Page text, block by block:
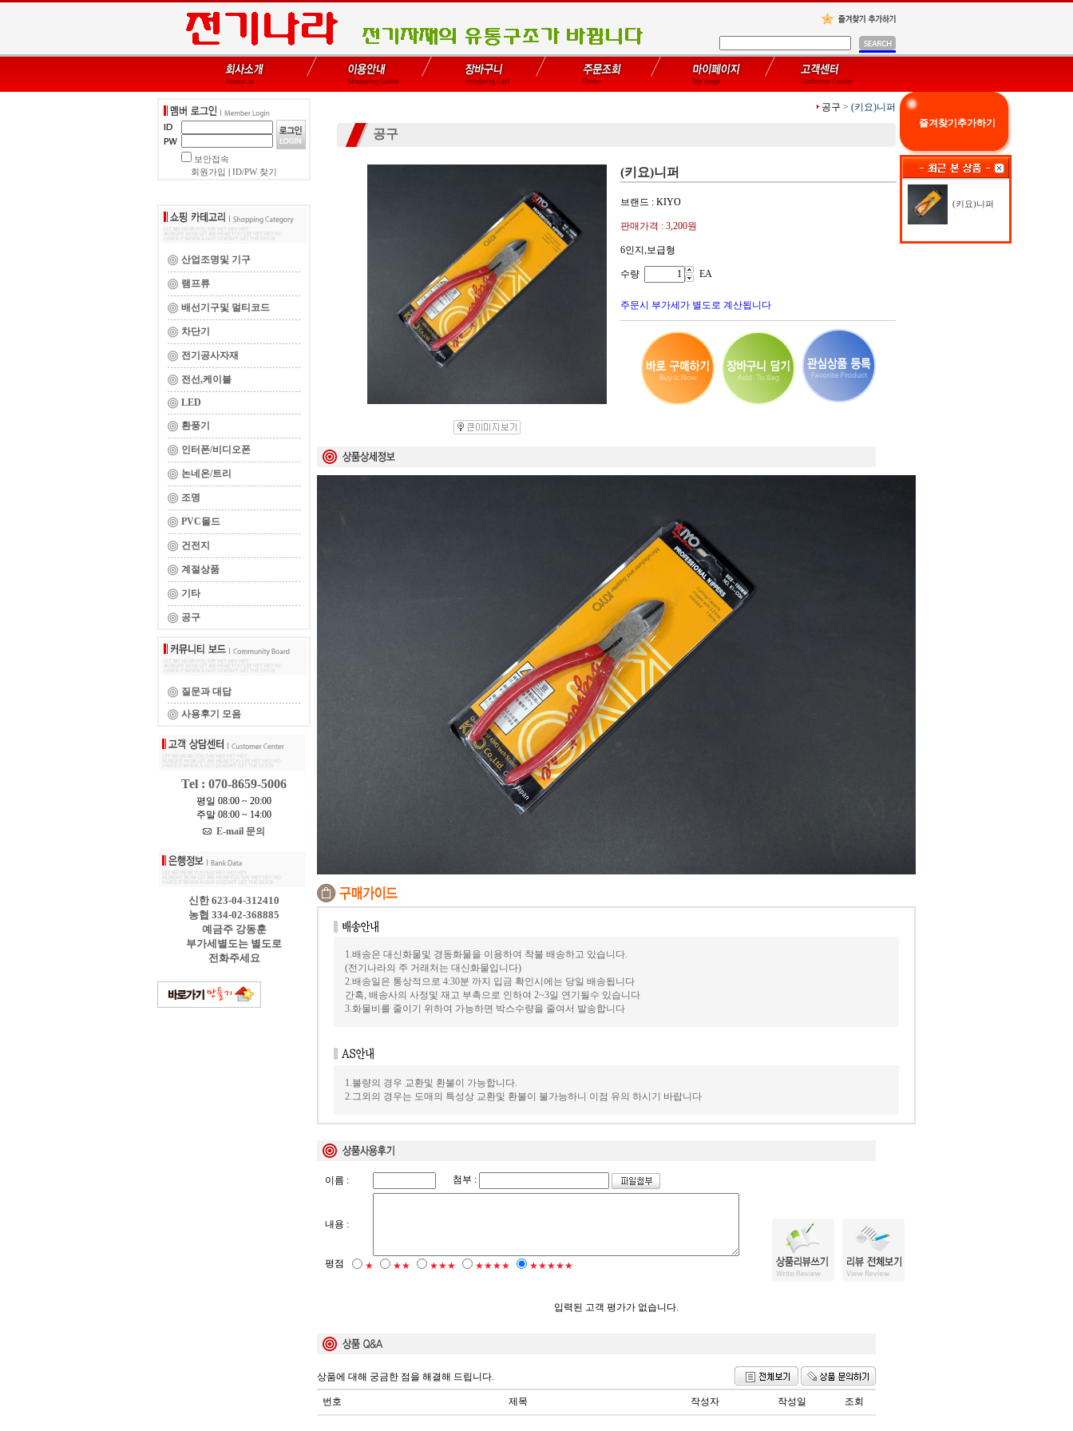
보안접속
회원가입
ID/PW 찾기
산업조명및 기구
램프류
배선기구및 멀티코드
차단기
전기공사자재
전선,케이블
LED
환풍기
인터폰/비디오폰
논네온/트리
조명
PVC몰드
건전지
계절상품
기타
공구
질문과 대답
사용후기 모음
Tel : 070-8659-5006
평일 08:00 ~ 20:00
주말 08:00 ~ 14:00
E-mail 문의
신한 623-04-312410
농협 334-02-368885
예금주 강동훈
부가세별도는 별도로
전화주세요
공구 > (키요)니퍼
공구
(키요)니퍼
브랜드 : KIYO
판매가격 : 3,200원
6인지,보급형
수량 EA
주문시 부가세가 별도로 계산됩니다
1.배송은 대신화물및 경동화물을 이용하여 착불 배송하고 있습니다.
(전기나라의 주 거래처는 대신화물입니다)
2.배송일은 통상적으로 4:30분 까지 입금 확인시에는 당일 배송됩니다
간혹, 배송사의 사정및 재고 부촉으로 인하여 2~3일 연기될수 있습니다
3.화물비를 줄이기 위하여 가능하면 박스수량을 줄여서 발송합니다
1.불량의 경우 교환및 환불이 가능합니다.
2.그외의 경우는 도매의 특성상 교환및 환불이 불가능하니 이점 유의 하시기 바랍니다
이름 : 첨부 :
내용 :
평점 ★ ★★ ★★★ ★★★★ ★★★★★
입력된 고객 평가가 없습니다.
상품에 대해 궁금한 점을 해결해 드립니다.
번호 제목 작성자 작성일 조회
즐겨찾기추가하기
(키요)니퍼